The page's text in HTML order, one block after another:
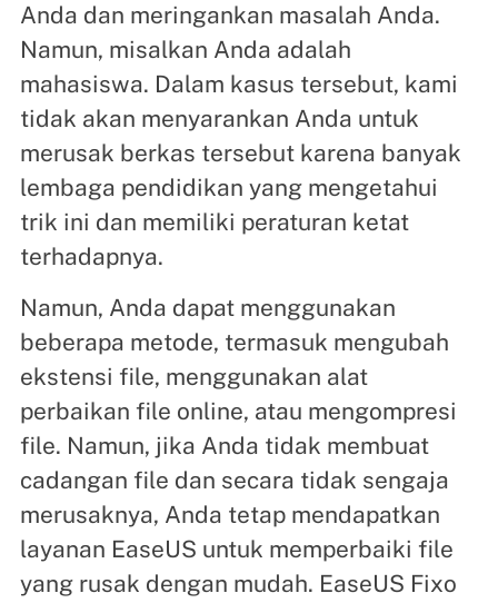
Anda dan meringankan masalah Anda.
Namun, misalkan Anda adalah
mahasiswa. Dalam kasus tersebut, kami
tidak akan menyarankan Anda untuk
merusak berkas tersebut karena banyak
lembaga pendidikan yang mengetahui
trik ini dan memiliki peraturan ketat
terhadapnya.
Namun, Anda dapat menggunakan
beberapa metode, termasuk mengubah
ekstensi file, menggunakan alat
perbaikan file online, atau mengompresi
file. Namun, jika Anda tidak membuat
cadangan file dan secara tidak sengaja
merusaknya, Anda tetap mendapatkan
layanan EaseUS untuk memperbaiki file
yang rusak dengan mudah. EaseUS Fixo